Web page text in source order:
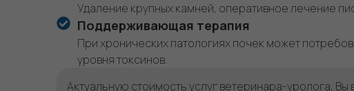
Удаление крупных камней, оперативное лечение
Поддерживающая терапия
При хронических патологиях почек может
уровня токсинов.
Актуальную стоимость услуг ветеринара-уролога,